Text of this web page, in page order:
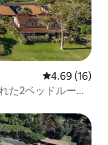
レビュー16
4.69 (16)
た2ベッドルー